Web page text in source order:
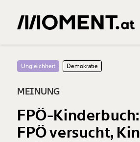
0Treffer
Ungleichheit Demokratie
MEINUNG
FPÖ-
FPÖ versucht,